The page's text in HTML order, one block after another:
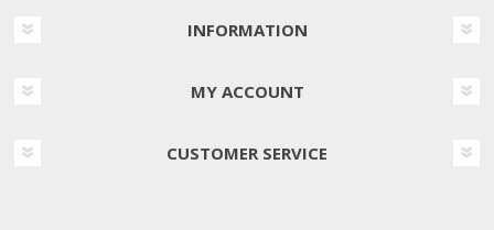
INFORMATION
MY ACCOUNT
CUSTOMER SERVICE